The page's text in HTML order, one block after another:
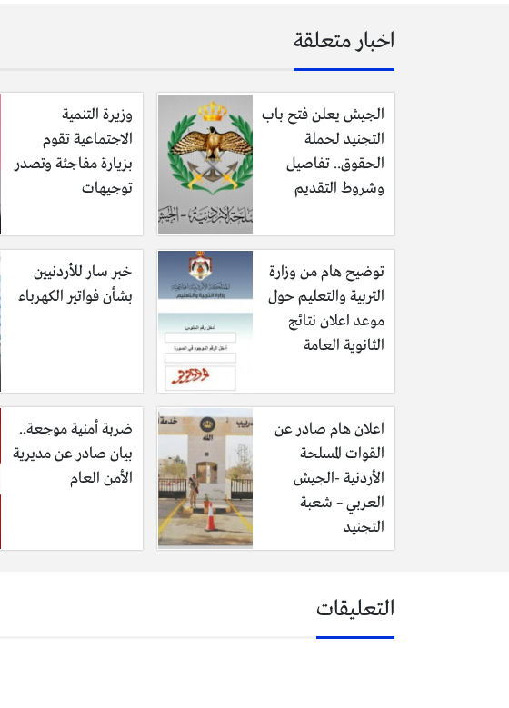
اخبار متعلقة
الجيش يعلن فتح باب
التجنيد لحملة
الحقوق.. تفاصيل
وشروط التقديم
وزيرة التنمية
الاجتماعية تقوم
بزيارة مفاجئة وتصدر
توجيهات
توضيح هام من وزارة
التربية والتعليم حول
موعد اعلان نتائج
الثانوية العامة
خبر سار للأردنيين
بشأن فواتير الكهرباء
اعلان هام صادر عن
القوات المسلحة
الأردنية -الجيش
العربي – شعبة
التجنيد
ضربة أمنية موجعة..
بيان صادر عن مديرية
الأمن العام
التعليقات